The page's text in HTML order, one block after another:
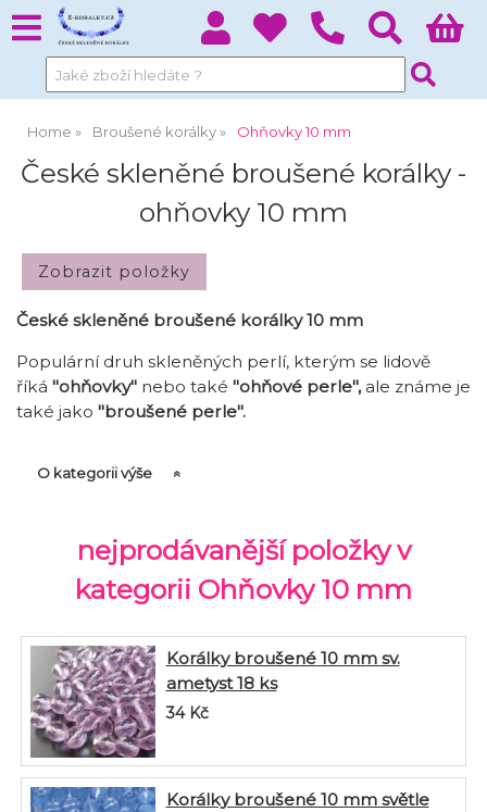
Home Broušené korálky Ohňovky 10 mm
České skleněné broušené korálky -
ohňovky 10 mm
České skleněné broušené korálky 10 mm
Populární druh skleněných perlí, kterým se lidově
říká "ohňovky" nebo také "ohňové perle",ale známe je
také jako "broušené perle".
O kategorii výše
nejprodávanější položky v
kategorii Ohňovky 10 mm
Korálky broušené 10 mm sv.
ametyst 18 ks
34 Kč
Korálky broušené 10 mm světle